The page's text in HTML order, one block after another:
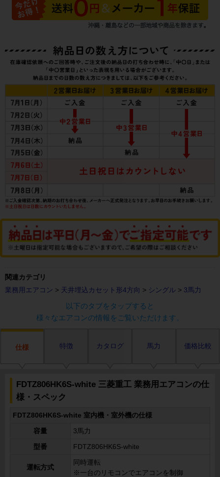
関連カテゴリ
業務用エアコン > 天井埋込カセット形4方向 > シングル > 3馬力
以下のタブをタップすると
様々なエアコンの情報をご覧いただけます。
仕様 特徴 カタログ 馬力 価格比較
FDTZ806HK6S-white 三菱重工 業務用エアコンの仕
様・スペック
FDTZ806HK6S-white 室内機・室外機の仕様
容量 3馬力
型番 FDTZ806HK6S-white
運転方式
同時運転
※一台のリモコンでエアコンを制御